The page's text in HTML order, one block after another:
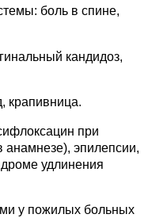
боль в спине,
кандидоз,
крапивница.
при
анамнезе), эпилепсии,
удлинения
у пожилых больных